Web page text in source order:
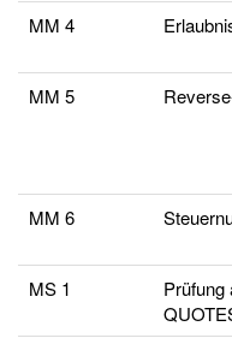
MM 4
MM 5
MM 6
MS 1
Prüfung